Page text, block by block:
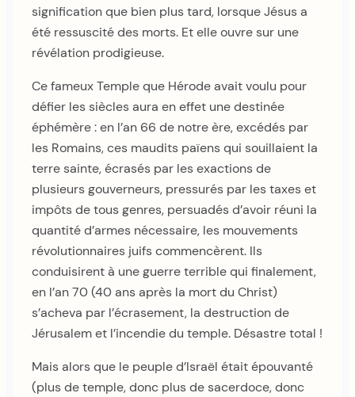
signification que bien plus tard, lorsque Jésus a
été ressuscité des morts. Et elle ouvre sur une
révélation prodigieuse.
Ce fameux Temple que Hérode avait voulu pour
défier les siècles aura en effet une destinée
éphémère : en l’an 66 de notre ère, excédés par
les Romains, ces maudits païens qui souillaient la
terre sainte, écrasés par les exactions de
plusieurs gouverneurs, pressurés par les taxes et
impôts de tous genres, persuadés d’avoir réuni la
quantité d’armes nécessaire, les mouvements
révolutionnaires juifs commencèrent. Ils
conduisirent à une guerre terrible qui finalement,
en l’an 70 (40 ans après la mort du Christ)
s’acheva par l’écrasement, la destruction de
Jérusalem et l’incendie du temple. Désastre total !
Mais alors que le peuple d’Israël était épouvanté
(plus de temple, donc plus de sacerdoce, donc